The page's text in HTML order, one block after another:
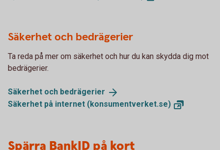
Säkerhet och bedrägerier
Ta reda på mer om säkerhet och hur du kan skydda dig mot
bedrägerier.
Säkerhet och bedrägerier
Säkerhet på internet (konsumentverket.se)
Spärra BankID på kort